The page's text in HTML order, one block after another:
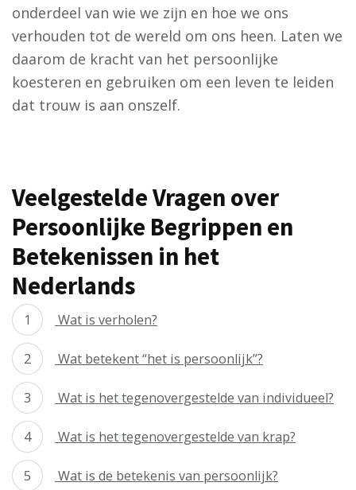
onderdeel van wie we zijn en hoe we ons
verhouden tot de wereld om ons heen. Laten we
daarom de kracht van het persoonlijke
koesteren en gebruiken om een leven te leiden
dat trouw is aan onszelf.
Veelgestelde Vragen over
Persoonlijke Begrippen en
Betekenissen in het
Nederlands
Wat is verholen?
Wat betekent “het is persoonlijk”?
Wat is het tegenovergestelde van individueel?
Wat is het tegenovergestelde van krap?
Wat is de betekenis van persoonlijk?